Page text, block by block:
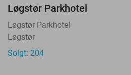
Løgstør Parkhotel
Løgstør Parkhotel
Løgstør
Solgt: 204